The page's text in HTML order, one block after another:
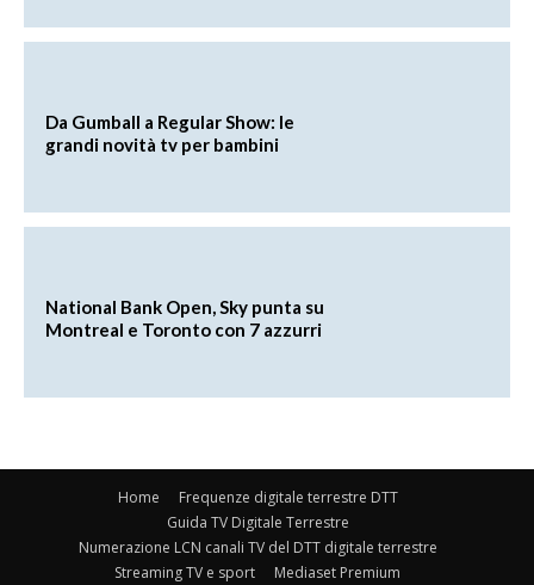
Da Gumball a Regular Show: le
grandi novità tv per bambini
National Bank Open, Sky punta su
Montreal e Toronto con 7 azzurri
Home
Frequenze digitale terrestre DTT
Guida TV Digitale Terrestre
Numerazione LCN canali TV del DTT digitale terrestre
Streaming TV e sport
Mediaset Premium